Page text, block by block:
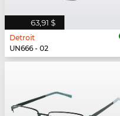
63,91 $
Detroit
UN666 - 02